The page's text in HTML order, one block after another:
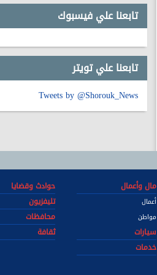
تابعنا علي فيسبوك
تابعنا علي تويتر
Tweets by @Shorouk_News
مال وأعمال
أعمال
مواطن
حوادث وقضايا
تليفزيون
محافظات
سيارات
ثقافة
خدمات